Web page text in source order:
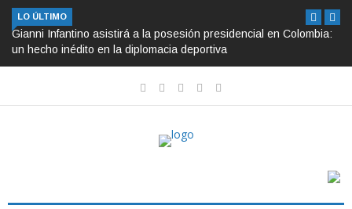
LO ÚLTIMO
Gianni Infantino asistirá a la posesión presidencial en Colombia:
un hecho inédito en la diplomacia deportiva